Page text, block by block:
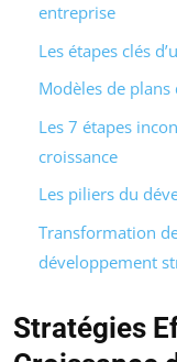
entreprise
Les étapes clés
Modèles de plans
Les 7 étapes
croissance
Les piliers du
Transformation
développement
Stratégies